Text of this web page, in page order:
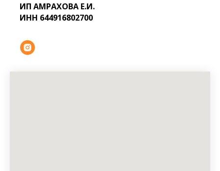
ИП АМРАХОВА Е.И.
ИНН 644916802700